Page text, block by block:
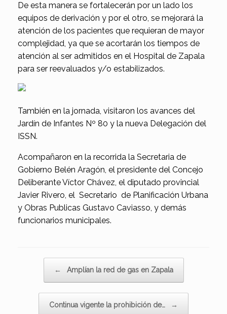
De esta manera se fortalecerán por un lado los
equipos de derivación y por el otro, se mejorará la
atención de los pacientes que requieran de mayor
complejidad, ya que se acortarán los tiempos de
atención al ser admitidos en el Hospital de Zapala
para ser reevaluados y/o estabilizados.
También en la jornada, visitaron los avances del
Jardín de Infantes Nº 80 y la nueva Delegación del
ISSN.
Acompañaron en la recorrida la Secretaria de
Gobierno Belén Aragón, el presidente del Concejo
Deliberante Víctor Chávez, el diputado provincial
Javier Rivero, el Secretario de Planificación Urbana
y Obras Publicas Gustavo Caviasso, y demás
funcionarios municipales.
← Amplían la red de gas en Zapala
Continua vigente la prohibición de… →